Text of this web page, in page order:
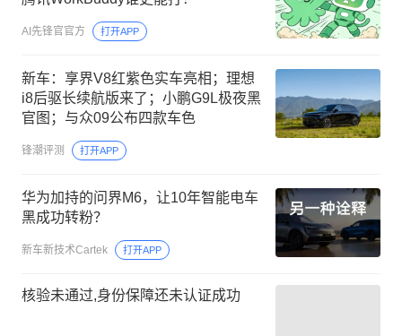
AI先锋官官方 打开APP
新车：享界V8红紫色实车亮相；理想
i8后驱长续航版来了；小鹏G9L极夜黑
官图；与众09公布四款车色
锋潮评测 打开APP
华为加持的问界M6，让10年智能电车
黑成功转粉？
新车新技术Cartek 打开APP
核验未通过,身份保障还未认证成功